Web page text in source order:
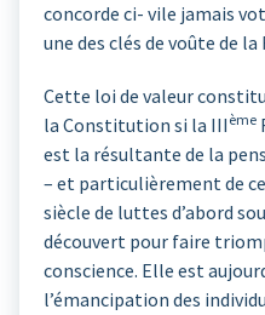
concorde ci- vile jamais
une des clés de voûte de la
Cette loi de valeur
la Constitution si la III ème
est la résultante de la
– et particulièrement de
siècle de luttes d’abord
découvert pour faire
conscience. Elle est
l’émancipation des